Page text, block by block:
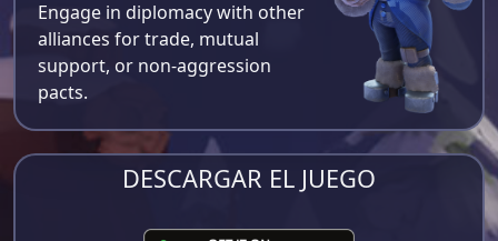
Engage in diplomacy with other
alliances for trade, mutual
support, or non-aggression
pacts.
DESCARGAR EL JUEGO